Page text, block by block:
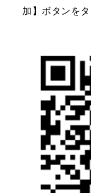
加】ボタンを